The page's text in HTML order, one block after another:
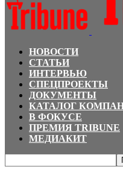
НОВОСТИ
СТАТЬИ
ИНТЕРВЬЮ
СПЕЦПРОЕКТЫ
ДОКУМЕНТЫ
КАТАЛОГ
В ФОКУСЕ
ПРЕМИЯ TRIBUNE
МЕДИАКИТ